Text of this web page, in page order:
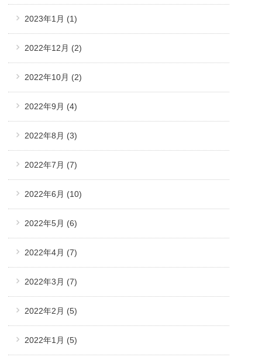
2023年1月 (1)
2022年12月 (2)
2022年10月 (2)
2022年9月 (4)
2022年8月 (3)
2022年7月 (7)
2022年6月 (10)
2022年5月 (6)
2022年4月 (7)
2022年3月 (7)
2022年2月 (5)
2022年1月 (5)